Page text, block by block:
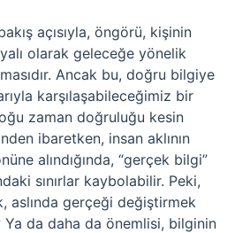
açısıyla, öngörü, kişinin
olarak geleceğe yönelik
Ancak bu, doğru bilgiye
karşılaşabileceğimiz bir
zaman doğruluğu kesin
ibaretken, insan aklının
alındığında, “gerçek bilgi”
sınırlar kaybolabilir. Peki,
aslında gerçeği değiştirmek
Ya da daha da önemlisi, bilginin